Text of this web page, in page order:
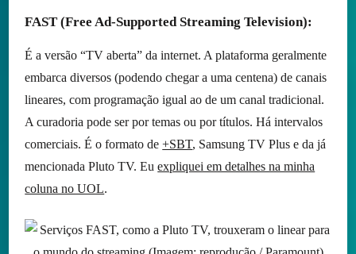
FAST (Free Ad-Supported Streaming Television):
É a versão “TV aberta” da internet. A plataforma geralmente
embarca diversos (podendo chegar a uma centena) de canais
lineares, com programação igual ao de um canal tradicional.
A curadoria pode ser por temas ou por títulos. Há intervalos
comerciais. É o formato de+SBT, Samsung TV Plus e da já
mencionada Pluto TV. Euexpliquei em detalhes na minha
coluna no UOL.